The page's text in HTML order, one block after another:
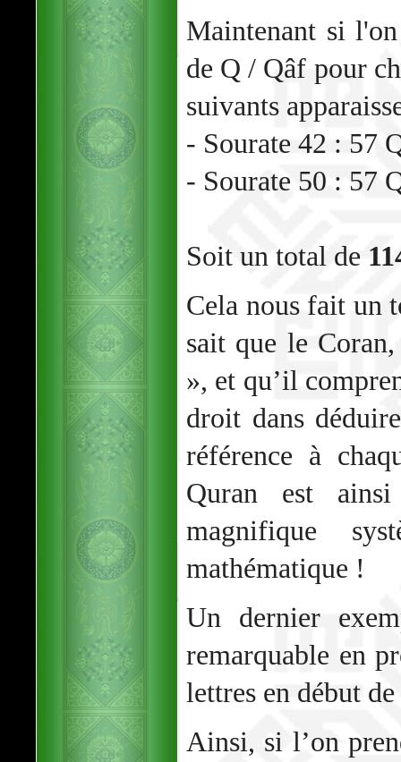
Maintenant si
de Q / Qâf pour
suivants
- Sourate 42 : 57
- Sourate 50 : 57
Soit un total de
Cela nous fait un
sait que le
», et qu’il
droit dans
référence à
Quran est ainsi
magnifique
mathématique !
Un dernier
remarquable en
lettres en début
Ainsi, si l’on